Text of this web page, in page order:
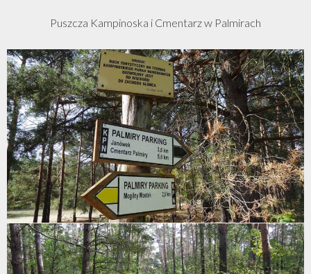
Puszcza Kampinoska i Cmentarz w Palmirach